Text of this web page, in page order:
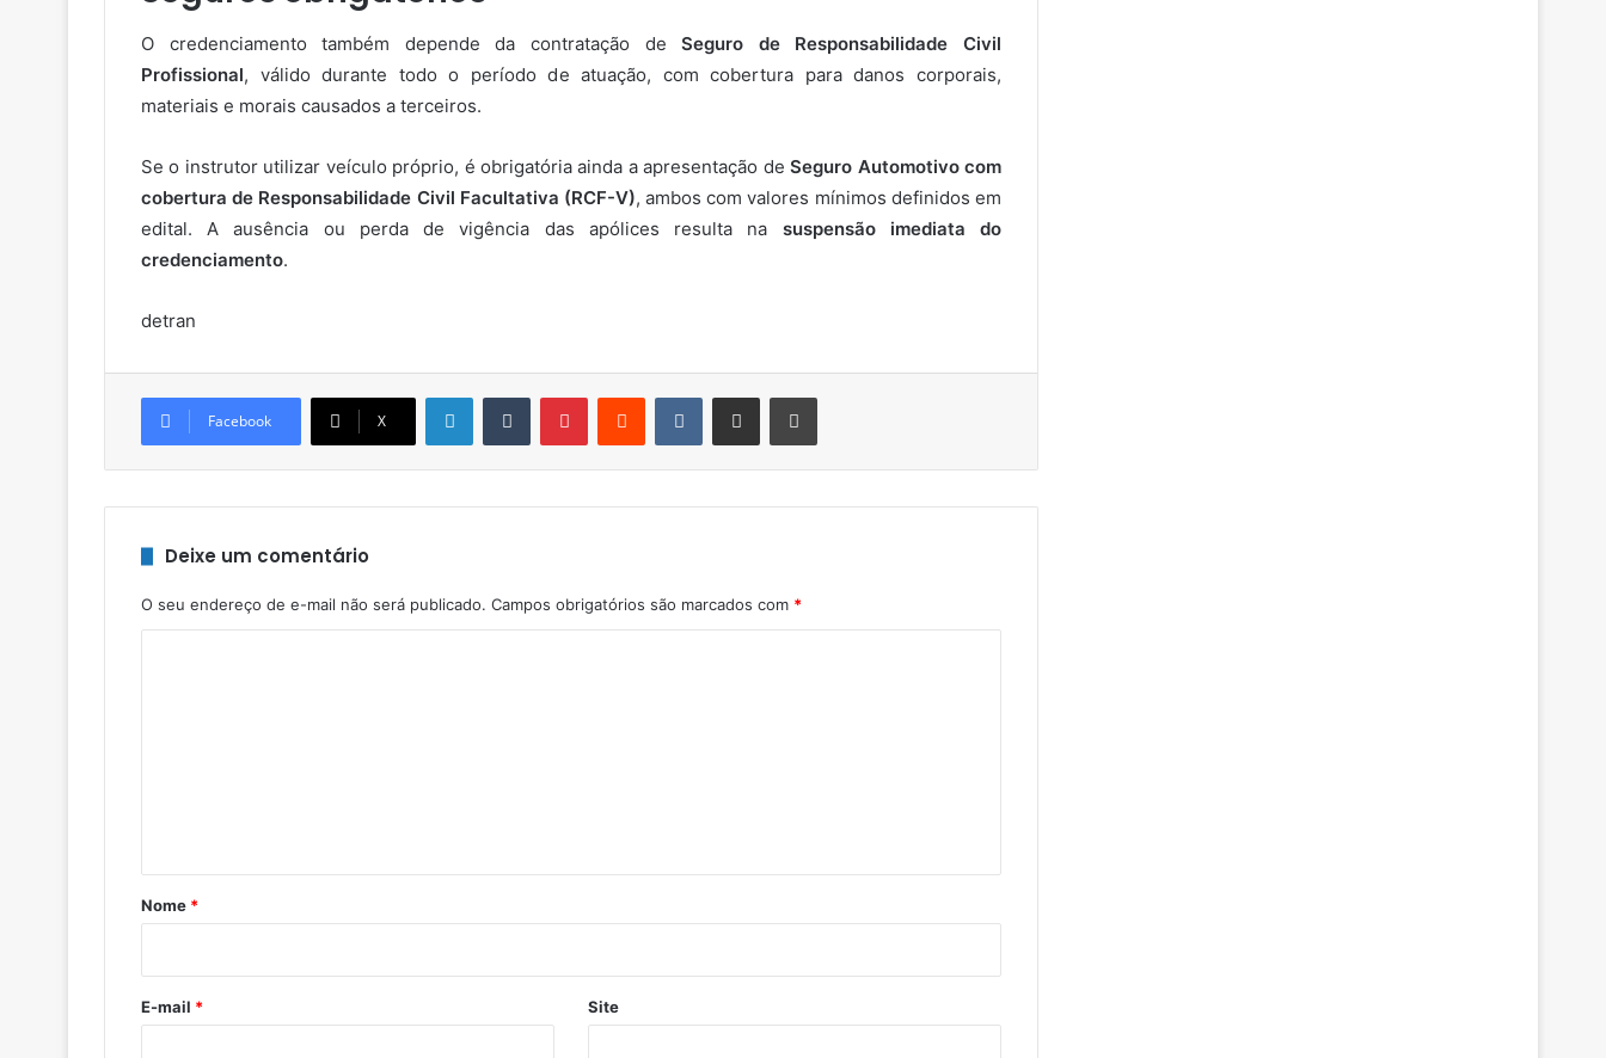
O credenciamento também depende da contratação deSeguro de Responsabilidade Civil
Profissional, válido durante todo o período de atuação, com cobertura para danos corporais,
materiais e morais causados a terceiros.
Se o instrutor utilizar veículo próprio, é obrigatória ainda a apresentação deSeguro Automotivo com
cobertura de Responsabilidade Civil Facultativa (RCF-V), ambos com valores mínimos definidos em
edital. A ausência ou perda de vigência das apólices resulta na suspensão imediata do
credenciamento.
detran
Facebook X
LinkedinTumblr PinterestReddit VK Compartilhar via e-mail Imprimir
Deixe um comentário
O seu endereço de e-mail não será publicado. Campos obrigatórios são marcados com *
r
*
Nome *
E-mail * Site